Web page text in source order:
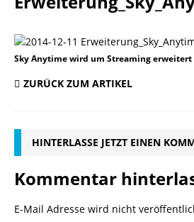
Sky Anytime wird um Streaming erweitert
ZURÜCK ZUM ARTIKEL
HINTERLASSE JETZT EINEN
Kommentar
E-Mail Adresse wird nicht